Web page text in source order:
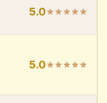
5.0
5.0